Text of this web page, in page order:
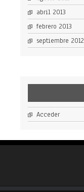
abril 2013
febrero 2013
septiembre 2012
Acceder